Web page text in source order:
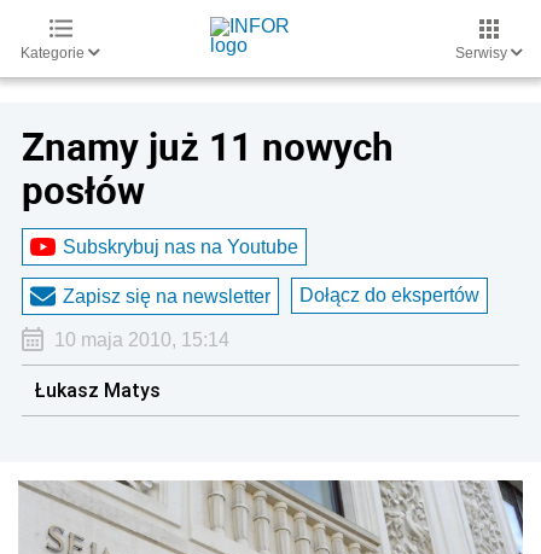
Kategorie Serwisy
Znamy już 11 nowych
posłów
Subskrybuj nas na Youtube
Zapisz się na newsletter Dołącz do ekspertów
10 maja 2010, 15:14
Łukasz Matys